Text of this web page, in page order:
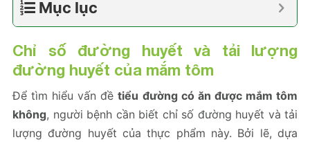
Mục lục
Chỉ số đường huyết và tải lượng
đường huyết của mắm tôm
Để tìm hiểu vấn đềtiểu đường có ăn được mắm tôm
không, người bệnh cần biết chỉ số đường huyết và tải
lượng đường huyết của thực phẩm này. Bởi lẽ, dựa